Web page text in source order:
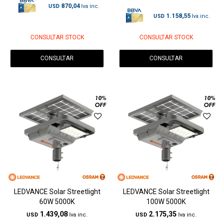
USD 870,04
CONSULTAR STOCK
CONSULTAR
USD 1.158,55
CONSULTAR STOCK
CONSULTAR
LEDVANCE Solar Streetlight
60W 5000K
USD 1.439,08
LEDVANCE Solar Streetlight
100W 5000K
USD 2.175,35